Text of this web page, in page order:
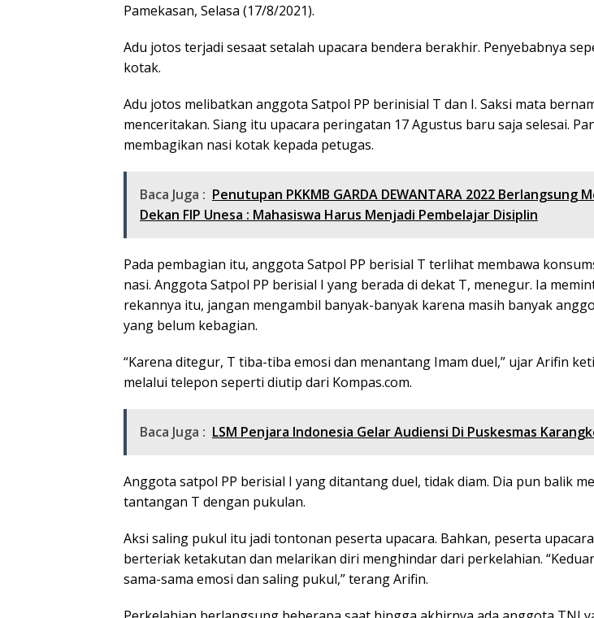
Pamekasan, Selasa (17/8/2021).
Adu jotos terjadi sesaat setalah upacara bendera berakhir. Penyebabnya
kotak.
Adu jotos melibatkan anggota Satpol PP berinisial T dan I. Saksi mata
menceritakan. Siang itu upacara peringatan 17 Agustus baru saja selesai.
membagikan nasi kotak kepada petugas.
Baca Juga : Penutupan PKKMB GARDA DEWANTARA 2022 Berlangsung
Dekan FIP Unesa : Mahasiswa Harus Menjadi Pembelajar Disiplin
Pada pembagian itu, anggota Satpol PP berisial T terlihat membawa
nasi. Anggota Satpol PP berisial I yang berada di dekat T, menegur. Ia
rekannya itu, jangan mengambil banyak-banyak karena masih banyak
yang belum kebagian.
“Karena ditegur, T tiba-tiba emosi dan menantang Imam duel,” ujar Arifin
melalui telepon seperti diutip dari Kompas.com.
Baca Juga : LSM Penjara Indonesia Gelar Audiensi Di Puskesmas
Anggota satpol PP berisial I yang ditantang duel, tidak diam. Dia pun balik
tantangan T dengan pukulan.
Aksi saling pukul itu jadi tontonan peserta upacara. Bahkan, peserta
berteriak ketakutan dan melarikan diri menghindar dari perkelahian.
sama-sama emosi dan saling pukul,” terang Arifin.